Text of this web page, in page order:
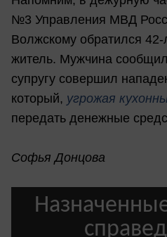
№3 Управления МВД
Волжскому обратился
житель. Мужчина
супругу совершил
который, угрожая
передать денежные
Софья Донцова